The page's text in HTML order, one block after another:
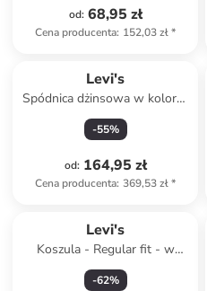
od: 68,95 zł
Cena producenta: 152,03 zł*
Levi's
Spódnica dżinsowa w kolorze
granatowym
-55%
od: 164,95 zł
Cena producenta: 369,53 zł*
Levi's
Koszula - Regular fit - w
kolorze khaki
-62%